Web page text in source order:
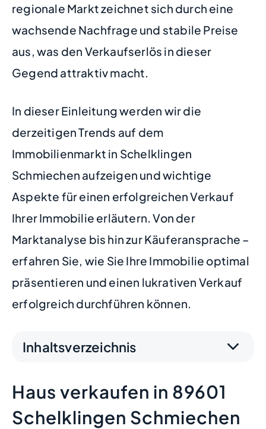
regionale Markt zeichnet sich durch eine
wachsende Nachfrage und stabile Preise
aus, was den Verkaufserlös in dieser
Gegend attraktiv macht.
In dieser Einleitung werden wir die
derzeitigen Trends auf dem
Immobilienmarkt in Schelklingen
Schmiechen aufzeigen und wichtige
Aspekte für einen erfolgreichen Verkauf
Ihrer Immobilie erläutern. Von der
Marktanalyse bis hin zur Käuferansprache –
erfahren Sie, wie Sie Ihre Immobilie optimal
präsentieren und einen lukrativen Verkauf
erfolgreich durchführen können.
Inhaltsverzeichnis
Haus verkaufen in 89601
Schelklingen Schmiechen